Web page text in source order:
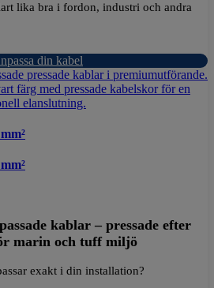
lika bra i fordon, industri och andra
din kabel
kablar – pressade efter
marin och tuff miljö
exakt i din installation?